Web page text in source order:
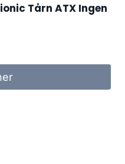
Tårn ATX Ingen